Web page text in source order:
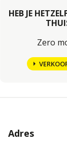
HEB JE
Zero
Adres